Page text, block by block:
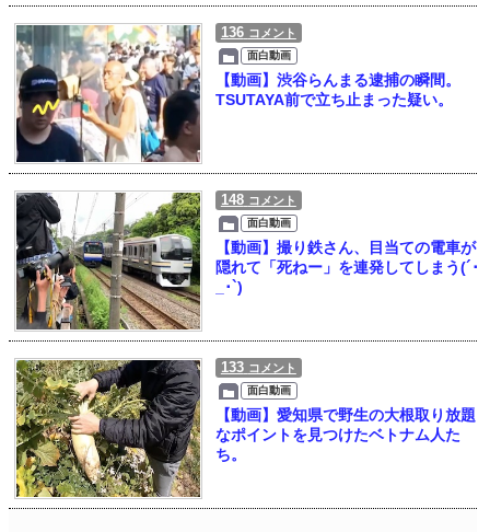
136 コメント
面白動画
【動画】渋谷らんまる逮捕の瞬間。
TSUTAYA前で立ち止まった疑い。
148 コメント
面白動画
【動画】撮り鉄さん、目当ての電車が
隠れて「死ねー」を連発してしまう(´･
_･`)
133 コメント
面白動画
【動画】愛知県で野生の大根取り放題
なポイントを見つけたベトナム人た
ち。